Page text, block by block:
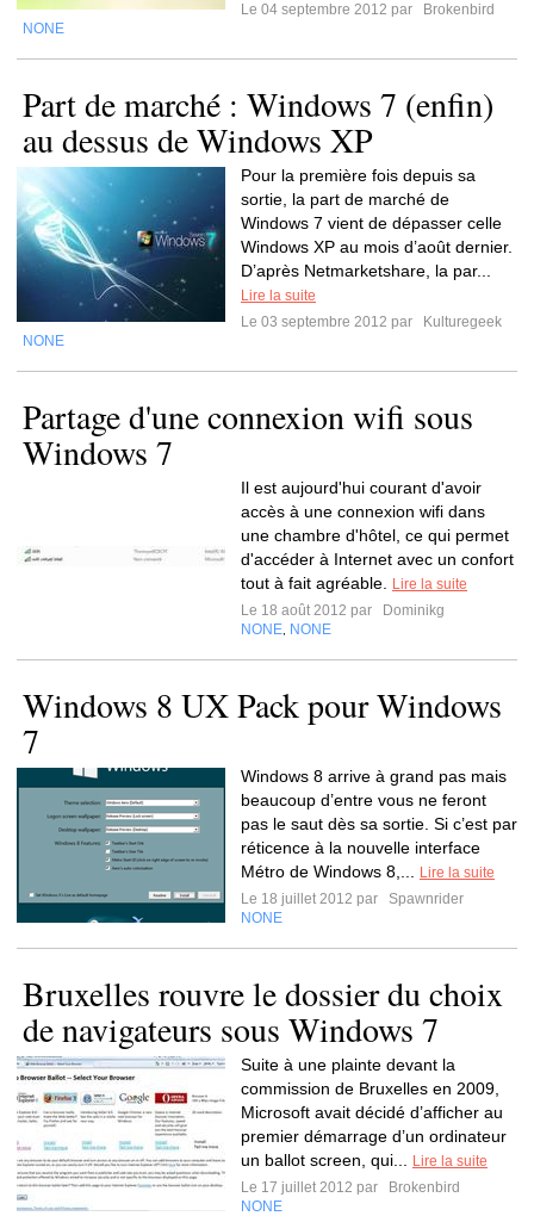
Le 04 septembre 2012 par
Brokenbird
NONE
Part de marché : Windows 7 (enfin)
au dessus de Windows XP
Pour la première fois depuis sa
sortie, la part de marché de
Windows 7 vient de dépasser celle
Windows XP au mois d’août dernier.
D’après Netmarketshare, la par...
Lire la suite
Le 03 septembre 2012 par
Kulturegeek
NONE
Partage d'une connexion wifi sous
Windows 7
Il est aujourd'hui courant d'avoir
accès à une connexion wifi dans
une chambre d'hôtel, ce qui permet
d'accéder à Internet avec un confort
tout à fait agréable.
Lire la suite
Le 18 août 2012 par
Dominikg
NONE NONE
Windows 8 UX Pack pour Windows
7
Windows 8 arrive à grand pas mais
beaucoup d’entre vous ne feront
pas le saut dès sa sortie. Si c’est par
réticence à la nouvelle interface
Métro de Windows 8,...
Lire la suite
Le 18 juillet 2012 par
Spawnrider
NONE
Bruxelles rouvre le dossier du choix
de navigateurs sous Windows 7
Suite à une plainte devant la
commission de Bruxelles en 2009,
Microsoft avait décidé d’afficher au
premier démarrage d’un ordinateur
un ballot screen, qui...
Lire la suite
Le 17 juillet 2012 par
Brokenbird
NONE